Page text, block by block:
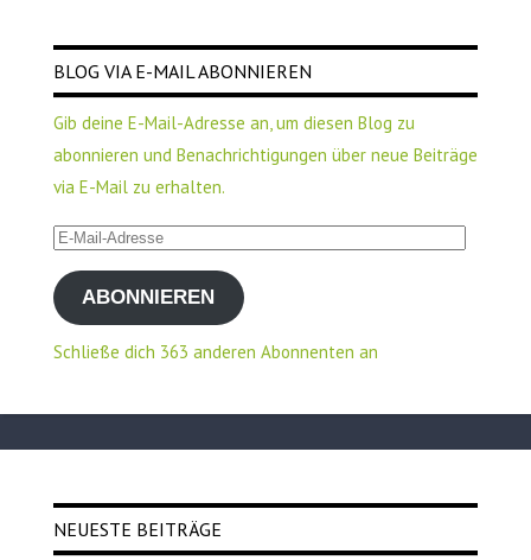
BLOG VIA E-MAIL ABONNIEREN
Gib deine E-Mail-Adresse an, um diesen Blog zu
abonnieren und Benachrichtigungen über neue Beiträge
via E-Mail zu erhalten.
E-
Mail-
AdresseABONNIEREN
Schließe dich 363 anderen Abonnenten an
NEUESTE BEITRÄGE